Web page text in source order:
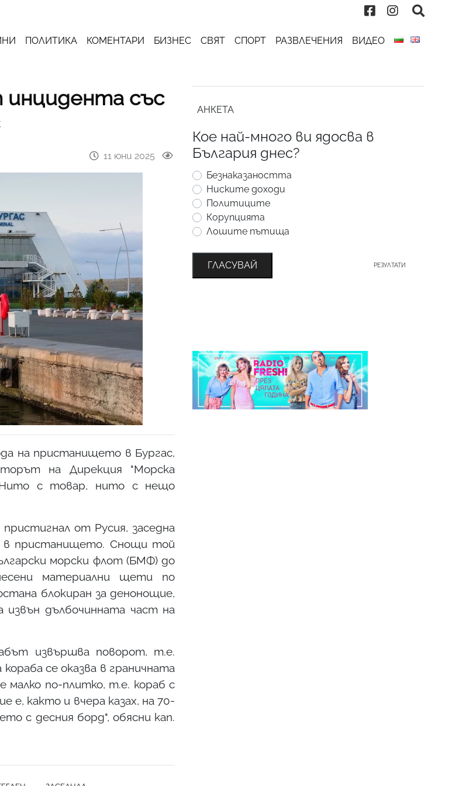
ПОЛИТИКА КОМЕНТАРИ БИЗНЕС СВЯТ СПОРТ РАЗВЛЕЧЕНИЯ ВИДЕО
инцидента със
11 юни 2025
на пристанището в Бургас,
на Дирекция "Морска
с товар, нито с нещо
от Русия, заседна
в пристанището. Снощи той
морски флот (БМФ) до
материални щети по
блокиран за денонощие,
дълбочинната част на
извършва поворот, т.е.
се оказва в граничната
малко по-плитко, т.е. кораб с
е, както и вчера казах, на 70-
с десния борд", обясни кап.
АНКЕТА
Кое най-много ви ядосва в
България днес?
Безнаказаността
Ниските доходи
Политиците
Корупцията
Лошите пътища
ГЛАСУВАЙ РЕЗУЛТАТИ